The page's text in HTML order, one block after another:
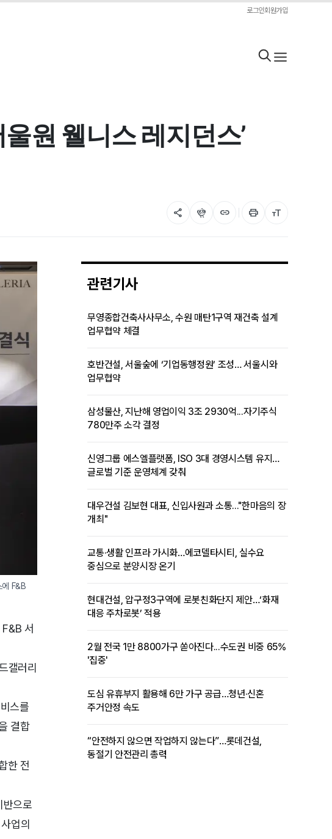
로그인회원가입
원 웰니스 레지던스’
share flutter_dash link print format_size
서
갤러리
스를
결합
한 전
반으로
업의
관련기사
무영종합건축사사무소, 수원 매탄1구역 재건축 설계
업무협약 체결
호반건설, 서울숲에 ‘기업동행정원’ 조성… 서울시와
업무협약
삼성물산, 지난해 영업이익 3조 2930억...자기주식
780만주 소각 결정
신영그룹 에스엘플랫폼, ISO 3대 경영시스템 유지…
글로벌 기준 운영체계 갖춰
대우건설 김보현 대표, 신입사원과 소통..."한마음의 장
개최"
교통·생활 인프라 가시화…에코델타시티, 실수요
중심으로 분양시장 온기
현대건설, 압구정3구역에 로봇친화단지 제안…‘화재
대응 주차로봇’ 적용
2월 전국 1만 8800가구 쏟아진다...수도권 비중 65%
'집중'
도심 유휴부지 활용해 6만 가구 공급…청년·신혼
주거안정 속도
“안전하지 않으면 작업하지 않는다”…롯데건설,
동절기 안전관리 총력